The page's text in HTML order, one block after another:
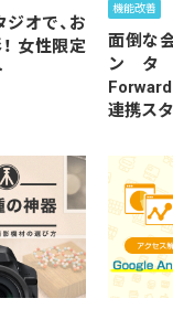
オで、お
女性限定
機能改善
面倒な
ンタ
Forward
連携ス